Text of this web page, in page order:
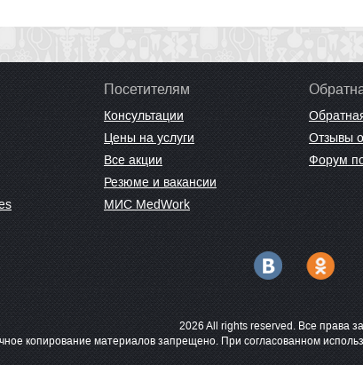
Посетителям
Консультации
Цены на услуги
Все акции
Резюме и вакансии
МИС MedWork
Отзывы
Форум
2026 All rights reserved. Все права
копирование материалов запрещено. При согласованном